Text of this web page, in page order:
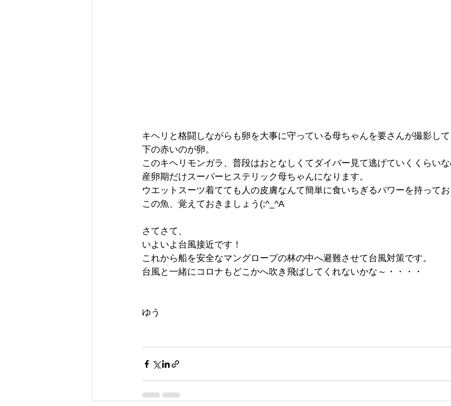
キヘリと格闘しながらも卵を大事に守っている母ちゃんを要さんが撮影し
下の赤いのが卵。
このキヘリモンガラ、普段はおとなしくてダイバー見て逃げていくくらい
産卵期だけスーパーヒステリック母ちゃんになります。
ウエットスーツ着てても人の皮膚なんて簡単に食いちぎるパワーを持って
この魚、覚えておきましょう(;^_^A
さてさて、
いよいよ台風接近です！
これから船を安全なマングローブの林の中へ避難させて台風対策です。
台風と一緒にコロナもどこかへ吹き飛ばしてくれないかな～・・・・
ゆう